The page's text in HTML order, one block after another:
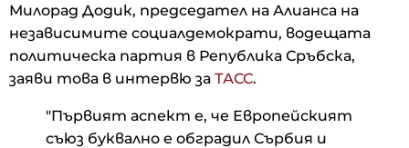
Милорад Додик, председател на Алианса на
независимите социалдемократи, водещата
политическа партия в Република Сръбска,
заяви това в интервю за ТАСС.
"Първият аспект е, че Европейският
съюз буквално е обградил Сърбия и